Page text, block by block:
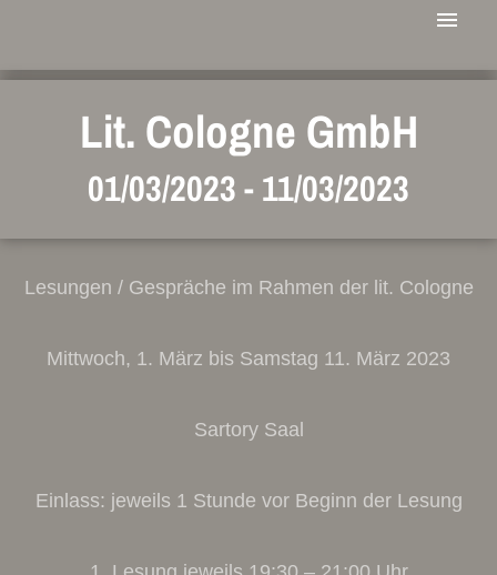
Lit. Cologne GmbH
01/03/2023- 11/03/2023
Lesungen / Gespräche im Rahmen der lit. Cologne
Mittwoch, 1. März bis Samstag 11. März 2023
Sartory Saal
Einlass: jeweils 1 Stunde vor Beginn der Lesung